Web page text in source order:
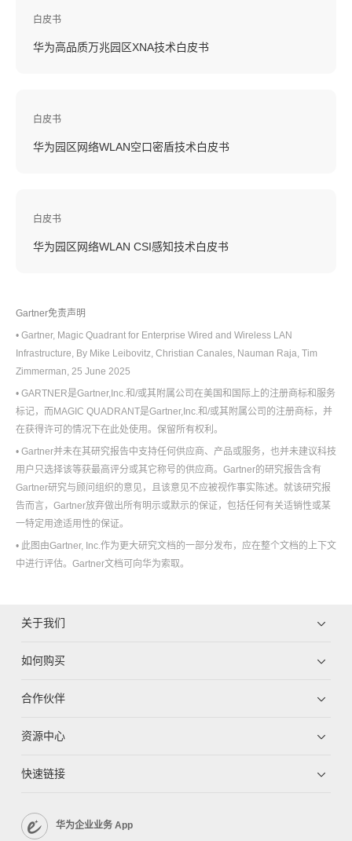
白皮书
华为高品质万兆园区XNA技术白皮书
白皮书
华为园区网络WLAN空口密盾技术白皮书
白皮书
华为园区网络WLAN CSI感知技术白皮书
Gartner免责声明
• Gartner, Magic Quadrant for Enterprise Wired and Wireless LAN
Infrastructure, By Mike Leibovitz, Christian Canales, Nauman Raja, Tim
Zimmerman, 25 June 2025
• GARTNER是Gartner,Inc.和/或其附属公司在美国和国际上的注册商标和服务
标记，而MAGIC QUADRANT是Gartner,Inc.和/或其附属公司的注册商标，并
在获得许可的情况下在此处使用。保留所有权利。
• Gartner并未在其研究报告中支持任何供应商、产品或服务，也并未建议科技
用户只选择该等获最高评分或其它称号的供应商。Gartner的研究报告含有
Gartner研究与顾问组织的意见，且该意见不应被视作事实陈述。就该研究报
告而言，Gartner放弃做出所有明示或默示的保证，包括任何有关适销性或某
一特定用途适用性的保证。
• 此图由Gartner, Inc.作为更大研究文档的一部分发布，应在整个文档的上下文
中进行评估。Gartner文档可向华为索取。
关于我们
如何购买
合作伙伴
资源中心
快速链接
华为企业业务 App